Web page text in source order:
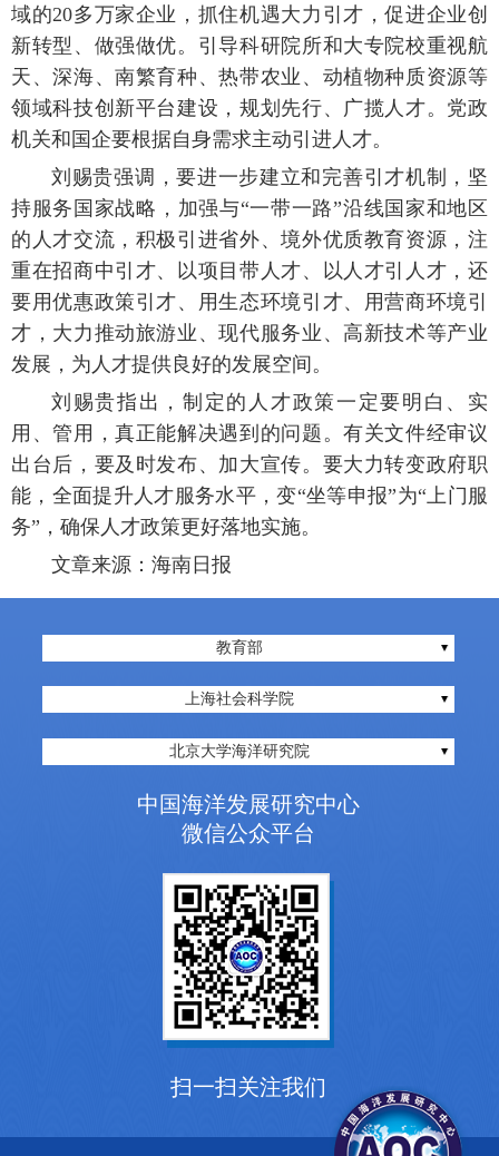
域的20多万家企业，抓住机遇大力引才，促进企业创
新转型、做强做优。引导科研院所和大专院校重视航
天、深海、南繁育种、热带农业、动植物种质资源等
领域科技创新平台建设，规划先行、广揽人才。党政
机关和国企要根据自身需求主动引进人才。
刘赐贵强调，要进一步建立和完善引才机制，坚
持服务国家战略，加强与“一带一路”沿线国家和地区
的人才交流，积极引进省外、境外优质教育资源，注
重在招商中引才、以项目带人才、以人才引人才，还
要用优惠政策引才、用生态环境引才、用营商环境引
才，大力推动旅游业、现代服务业、高新技术等产业
发展，为人才提供良好的发展空间。
刘赐贵指出，制定的人才政策一定要明白、实
用、管用，真正能解决遇到的问题。有关文件经审议
出台后，要及时发布、加大宣传。要大力转变政府职
能，全面提升人才服务水平，变“坐等申报”为“上门服
务”，确保人才政策更好落地实施。
文章来源：海南日报
教育部
上海社会科学院
北京大学海洋研究院
中国海洋发展研究中心
微信公众平台
扫一扫关注我们